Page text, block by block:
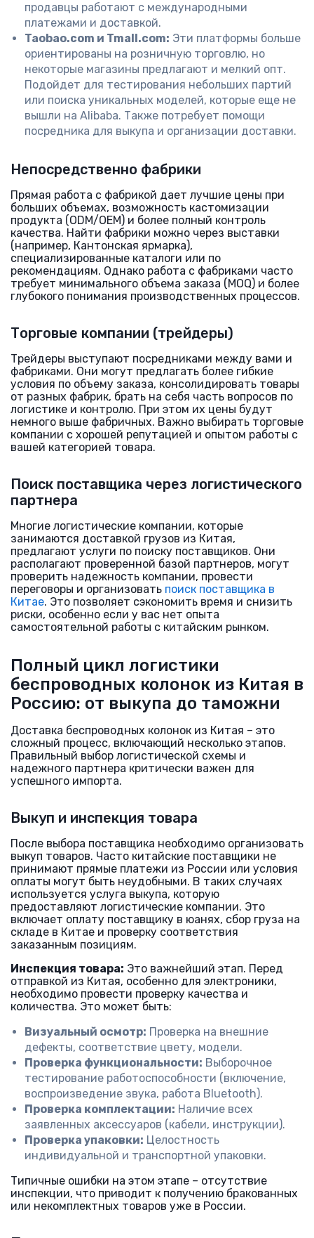
продавцы работают с международными
платежами и доставкой.
Taobao.com и Tmall.com: Эти платформы больше
ориентированы на розничную торговлю, но
некоторые магазины предлагают и мелкий опт.
Подойдет для тестирования небольших партий
или поиска уникальных моделей, которые еще не
вышли на Alibaba. Также потребует помощи
посредника для выкупа и организации доставки.
Непосредственно фабрики
Прямая работа с фабрикой дает лучшие цены при
больших объемах, возможность кастомизации
продукта (ODM/OEM) и более полный контроль
качества. Найти фабрики можно через выставки
(например, Кантонская ярмарка),
специализированные каталоги или по
рекомендациям. Однако работа с фабриками часто
требует минимального объема заказа (MOQ) и более
глубокого понимания производственных процессов.
Торговые компании (трейдеры)
Трейдеры выступают посредниками между вами и
фабриками. Они могут предлагать более гибкие
условия по объему заказа, консолидировать товары
от разных фабрик, брать на себя часть вопросов по
логистике и контролю. При этом их цены будут
немного выше фабричных. Важно выбирать торговые
компании с хорошей репутацией и опытом работы с
вашей категорией товара.
Поиск поставщика через логистического
партнера
Многие логистические компании, которые
занимаются доставкой грузов из Китая,
предлагают услуги по поиску поставщиков. Они
располагают проверенной базой партнеров, могут
проверить надежность компании, провести
переговоры и организовать поиск поставщика в
Китае. Это позволяет сэкономить время и снизить
риски, особенно если у вас нет опыта
самостоятельной работы с китайским рынком.
Полный цикл логистики
беспроводных колонок из Китая в
Россию: от выкупа до таможни
Доставка беспроводных колонок из Китая – это
сложный процесс, включающий несколько этапов.
Правильный выбор логистической схемы и
надежного партнера критически важен для
успешного импорта.
Выкуп и инспекция товара
После выбора поставщика необходимо организовать
выкуп товаров. Часто китайские поставщики не
принимают прямые платежи из России или условия
оплаты могут быть неудобными. В таких случаях
используется услуга выкупа, которую
предоставляют логистические компании. Это
включает оплату поставщику в юанях, сбор груза на
складе в Китае и проверку соответствия
заказанным позициям.
Инспекция товара: Это важнейший этап. Перед
отправкой из Китая, особенно для электроники,
необходимо провести проверку качества и
количества. Это может быть:
Визуальный осмотр: Проверка на внешние
дефекты, соответствие цвету, модели.
Проверка функциональности: Выборочное
тестирование работоспособности (включение,
воспроизведение звука, работа Bluetooth).
Проверка комплектации: Наличие всех
заявленных аксессуаров (кабели, инструкции).
Проверка упаковки: Целостность
индивидуальной и транспортной упаковки.
Типичные ошибки на этом этапе – отсутствие
инспекции, что приводит к получению бракованных
или некомплектных товаров уже в России.